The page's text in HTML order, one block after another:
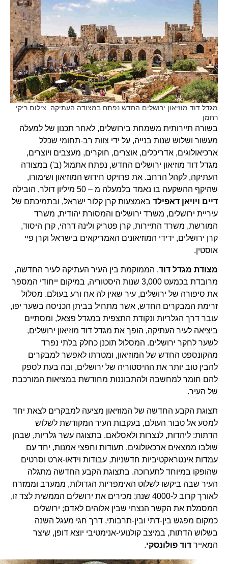
מגדל דוד מוזיאון ירושלים החדש נפתח במצודה העתיקה. צילום ריקי
רחמן
בשורה תיירותית משמחת בירושלים, לאחר תכנון של למעלה
מעשור ושלוש שנות בנייה, על ידי צוות רב-תחומי שכלל
ארכיאולוגים, אדריכלים, אוצרים, חוקרים, מעצבים ויוצרים,
מגדל דוד מוזיאון ירושלים החדש, נפתח אתמול (ב') במצודה
העתיקה, לקהל הרחב. את פרויקט חידוש המוזיאון ושימורו,
שהיקף ההשקעה בו נאמד בלמעלה מ – 50 מיליון דולר, הובילה
דיים ויויאן דאפילדבאמצעות קרן קלור ישראל, ובתמיכתם של
עיריית ירושלים, משרד ירושלים והמסורת יהודית, משרד
המורשת, משרד התיירות, קרן פטריק ולינה דרהי, קרן היסוד,
קרן ירושלים, ידידי המוזיאונים האמריקאים בישראל וקרן פיי
אוסטין.
מצודת מגדל דוד, הממוקמת בין העיר העתיקה לעיר החדשה,
מרובדת בכמעט 3,000 שנות היסטוריה, במיקום ייחודי המספר
את סיפורה של ירושלים, עיר שאין לה אח ורע בעולם. מסלול
זרימת המבקרים החדש, אשר מתחיל בביתן הכניסה בשער יפו,
עובר דרך הגלריות ונקודת התצפית במגדל פצאל, ומסתיים
ביציאה לעיר העתיקה, הופך את מגדל דוד מוזיאון ירושלים,
לשער לחקר ירושלים. המסלול תוכנן כחלק בלתי נפרד
מהקונספט החדש של המוזיאון, ומטרתו לאפשר למבקרים
להבין טוב יותר את ההיסטוריה של ירושלים, ובה בעת לספק
להם חומר למחשבה ולהתבוננות מחודשת במציאות המורכבת
של העיר.
תצוגת הקבע החדשה של המוזיאון מציעה למבקרים לצאת יחד
למסע אל טבור העולם, בעקבות העיר המקודשת לשלוש
הדתות: ליהדות, לנצרות ולאסלאם. בתצוגה עשר גלריות, שבהן
שולבו ממצאים ארכאולוגים, תעודות וחפצי אמנות, יחד עם
עמדות אינטראקטיביות חדשניות, עבודות וידאו-ארט וסרטים
שהופקו במיוחד לתערוכה. בתצוגת הקבע החדשה מתגלה
העיר שבה ביקשו לשלוט האימפריות הגדולות, ממערב וממזרח
לאורך קרוב ל-4000 שנה; מכירים את ירושלים הממשית לצד זו,
המסמלת את הקשר הנצחי שבין אלוהים לאדם; ירושלים
כמקום מפגש בין-דתי ובין-תרבותי, דרך חגי מעגל השנה
בשלוש הדתות, במיצב קולנועי-אנימטיבי יוצא דופן, שיצר
המאיירדוד פולונסקי.